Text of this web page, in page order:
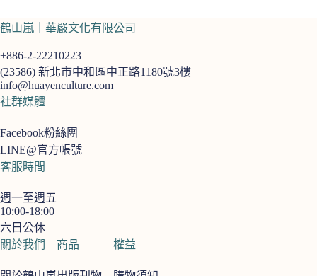
關於我們 商品 權益
鶴山嵐｜華嚴文化有限公司
+886-2-22210223
(23586) 新北市中和區中正路1180號3樓
info@huayenculture.com
社群媒體
Facebook粉絲團
LINE@官方帳號
客服時間
週一至週五
10:00-18:00
六日公休